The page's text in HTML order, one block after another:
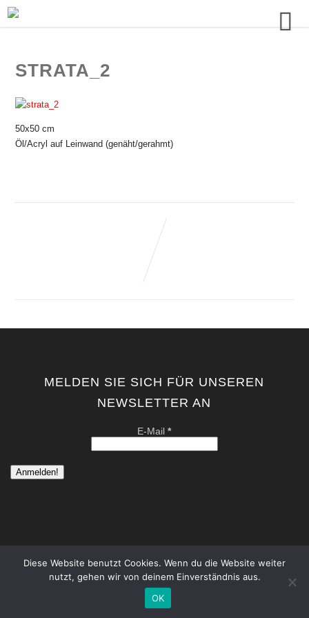
STRATA_2
50x50 cm
Öl/Acryl auf Leinwand (genäht/gerahmt)
MELDEN SIE SICH FÜR UNSEREN
NEWSLETTER AN
E-Mail*
copyright by kati von schwerin | contemporary artist berlin . all
Datenschutzerklärung
Diese Website benutzt Cookies. Wenn du die Website weiter
nutzt, gehen wir von deinem Einverständnis aus.
OK